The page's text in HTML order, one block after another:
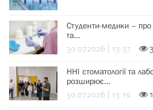
Студенти-медики – про
та…
30.07.2026 | 13:37
ННІ стоматології та
розширює…
30.07.2026 | 13:19